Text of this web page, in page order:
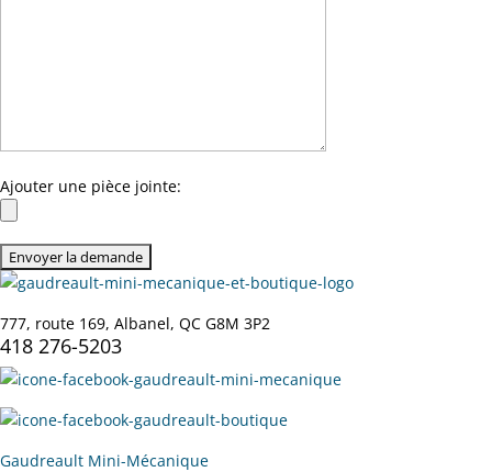
Ajouter une pièce jointe:
777, route 169, Albanel, QC G8M 3P2
418 276-5203
Gaudreault Mini-Mécanique